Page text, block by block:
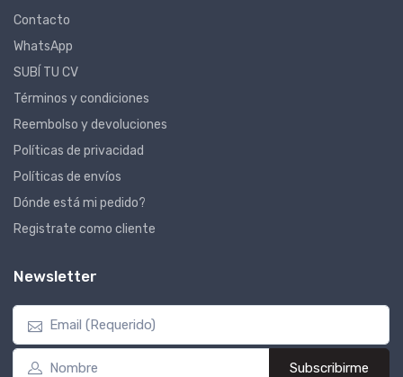
Contacto
WhatsApp
SUBÍ TU CV
Términos y condiciones
Reembolso y devoluciones
Políticas de privacidad
Políticas de envíos
Dónde está mi pedido?
Registrate como cliente
Newsletter
Subscribirme